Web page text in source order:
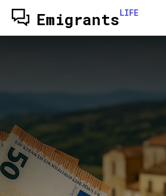
EmigrantsLIFE